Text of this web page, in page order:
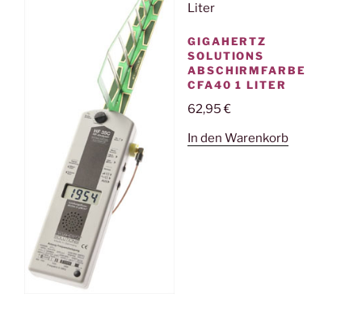
GIGAHERTZ
SOLUTIONS
ABSCHIRMFARBE
CFA40 1 LITER
62,95€
In den Warenkorb